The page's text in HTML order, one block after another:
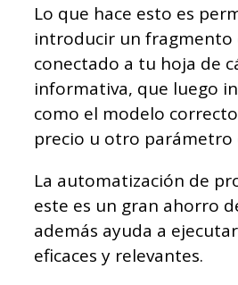
Lo que hace esto es
introducir un fragmento
conectado a tu hoja de
informativa, que luego
como el modelo
precio u otro parámetro
La automatización de
este es un gran ahorro
además ayuda a
eficaces y relevantes.